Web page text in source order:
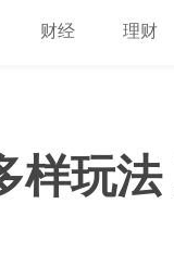
财经 理财
样玩